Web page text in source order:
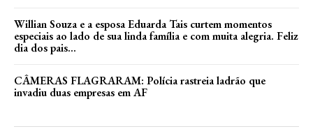
Willian Souza e a esposa Eduarda Tais curtem momentos
especiais ao lado de sua linda família e com muita alegria. Feliz
dia dos pais...
CÂMERAS FLAGRARAM: Polícia rastreia ladrão que
invadiu duas empresas em AF